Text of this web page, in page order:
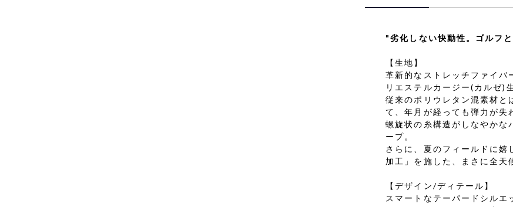
"劣化しない快動性。ゴルフ
【生地】
革新的なストレッチファイ
リエステルカージー(カルゼ)
従来のポリウレタン混素材と
て、年月が経っても弾力が失
螺旋状の糸構造がしなやかな
ープ。
さらに、夏のフィールドに嬉
加工」を施した、まさに全天
【デザイン/ディテール】
スマートなテーパードシルエ